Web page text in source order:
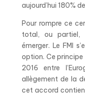
aujourd’hui 180%
Pour rompre ce
total, ou partiel,
émerger. Le FMI
option. Ce
2016 entre
allègement de la
cet accord